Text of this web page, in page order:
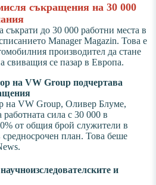
съкращения на 30 000
до 30 000 работни места в
Manager Magazin. Това е
производител да стане
свиващия се пазар в Европа.
на VW Group подчертава
на VW Group, Оливер Блуме,
сила с 30 000 в
от общия брой служители в
средносрочен план. Това беше
и